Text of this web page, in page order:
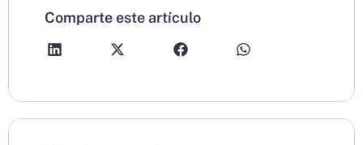
Comparte este artículo